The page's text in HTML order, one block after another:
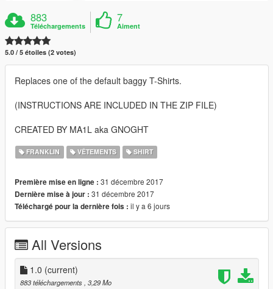
883
Téléchargements
7
Aiment
5.0 / 5 étoiles (2 votes)
Replaces one of the default baggy T-Shirts.
(INSTRUCTIONS ARE INCLUDED IN THE ZIP FILE)
CREATED BY MA1L aka GNOGHT
FRANKLIN VÊTEMENTS SHIRT
Première mise en ligne : 31 décembre 2017
Dernière mise à jour : 31 décembre 2017
Téléchargé pour la dernière fois : il y a 6 jours
All Versions
1.0 (current)
883 téléchargements, 3,29 Mo